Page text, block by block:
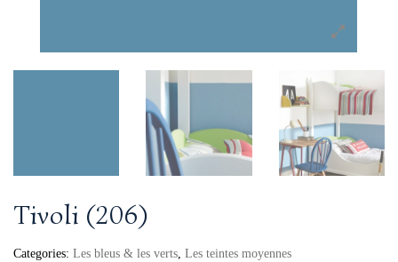
Tivoli (206)
Categories: Les bleus & les verts, Les teintes moyennes